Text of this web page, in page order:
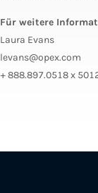
Für weitere
Laura Evans
levans@opex.com
+ 888.897.0518 x